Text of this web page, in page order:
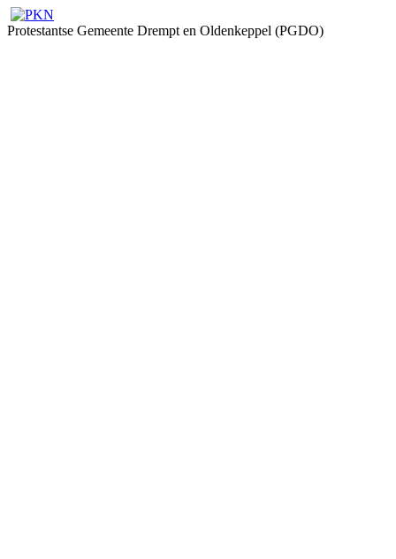
Protestantse Gemeente Drempt en Oldenkeppel (PGDO)